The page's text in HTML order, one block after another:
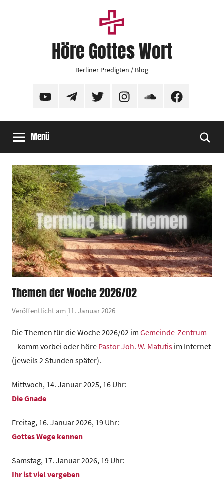
Höre Gottes Wort
Berliner Predigten / Blog
YouTubeTelegramTwitter InstagramSoundCloudFacebook
Menü
Themen der Woche 2026/02
Veröffentlicht am 11. Januar 2026
n
G
e
d
e
Die Themen für die Woche 2026/02 im Gemeinde-Zentrum
– komm vorbei oder höre Pastor Joh. W. Matutis im Internet
(jeweils 2 Stunden später).
Mittwoch, 14. Januar 2025, 16 Uhr:
Die Gnade
Freitag, 16. Januar 2026, 19 Uhr:
Gottes Wege kennen
Samstag, 17. Januar 2026, 19 Uhr:
Ihr ist viel vergeben